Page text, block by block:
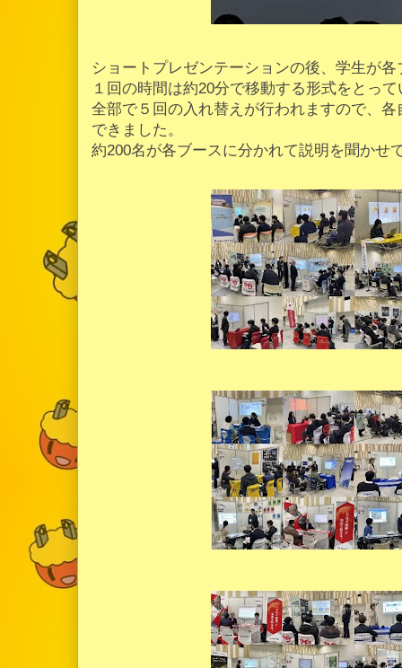
ショートプレゼンテーションの後、学生が
１回の時間は約20分で移動する形式をとっ
全部で５回の入れ替えが行われますので、
できました。
約200名が各ブースに分かれて説明を聞かせ